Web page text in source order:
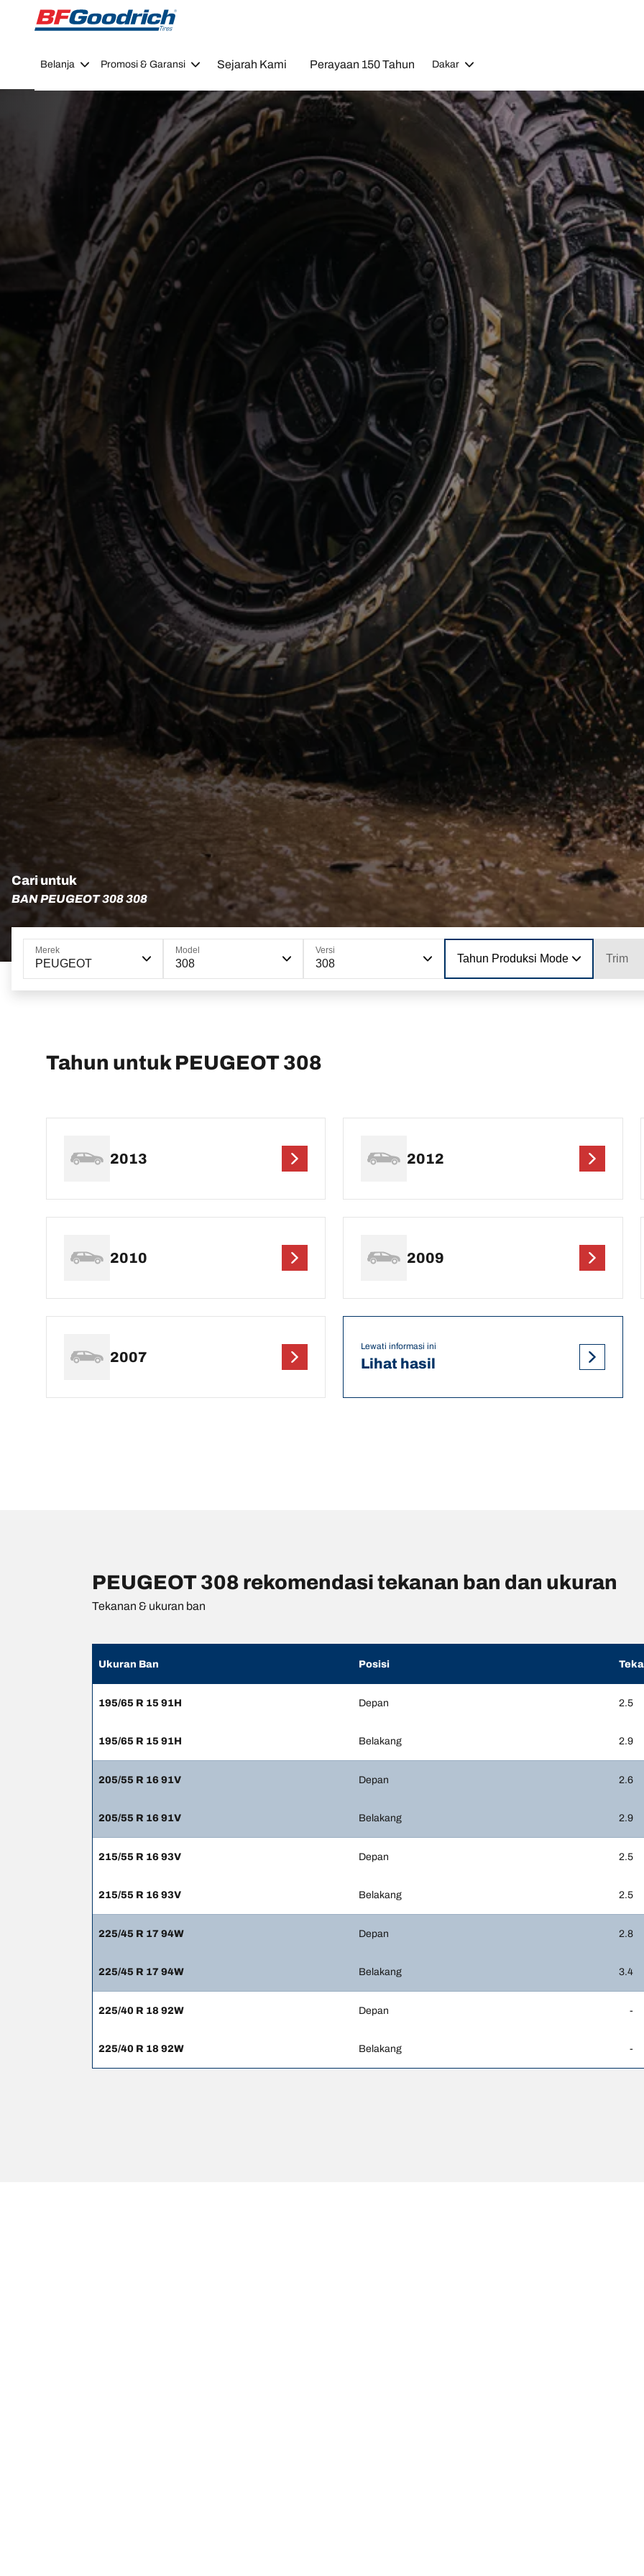
Go to page content Go to page navigation
Belanja Promosi & Garansi Sejarah Kami Perayaan 150 Tahun Dakar
Cari untuk
BAN PEUGEOT 308 308
Merek
PEUGEOT
Model
308
Versi
308 Tahun Produksi Model Trim
Tahun untuk PEUGEOT 308
2013 2012
2010 2009
2007
Lewati informasi ini
Lihat hasil
PEUGEOT 308 rekomendasi tekanan ban dan ukuran
Tekanan & ukuran ban
Ukuran Ban Posisi
195/65 R 15 91H Depan 2.5
195/65 R 15 91H Belakang 2.9
205/55 R 16 91V Depan 2.6
205/55 R 16 91V Belakang 2.9
215/55 R 16 93V Depan 2.5
215/55 R 16 93V Belakang 2.5
225/45 R 17 94W Depan 2.8
225/45 R 17 94W Belakang 3.4
225/40 R 18 92W Depan -
225/40 R 18 92W Belakang -